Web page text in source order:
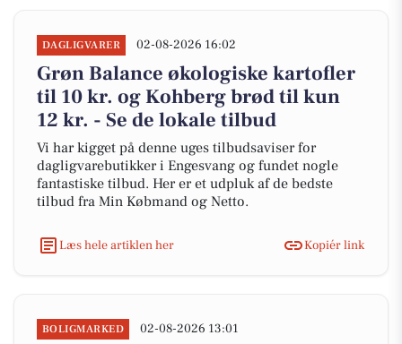
DAGLIGVARER 02-08-2026 16:02
Grøn Balance økologiske kartofler
til 10 kr. og Kohberg brød til kun
12 kr. - Se de lokale tilbud
Vi har kigget på denne uges tilbudsaviser for
dagligvarebutikker i Engesvang og fundet nogle
fantastiske tilbud. Her er et udpluk af de bedste
tilbud fra Min Købmand og Netto.
Læs hele artiklen her Kopiér link
BOLIGMARKED 02-08-2026 13:01